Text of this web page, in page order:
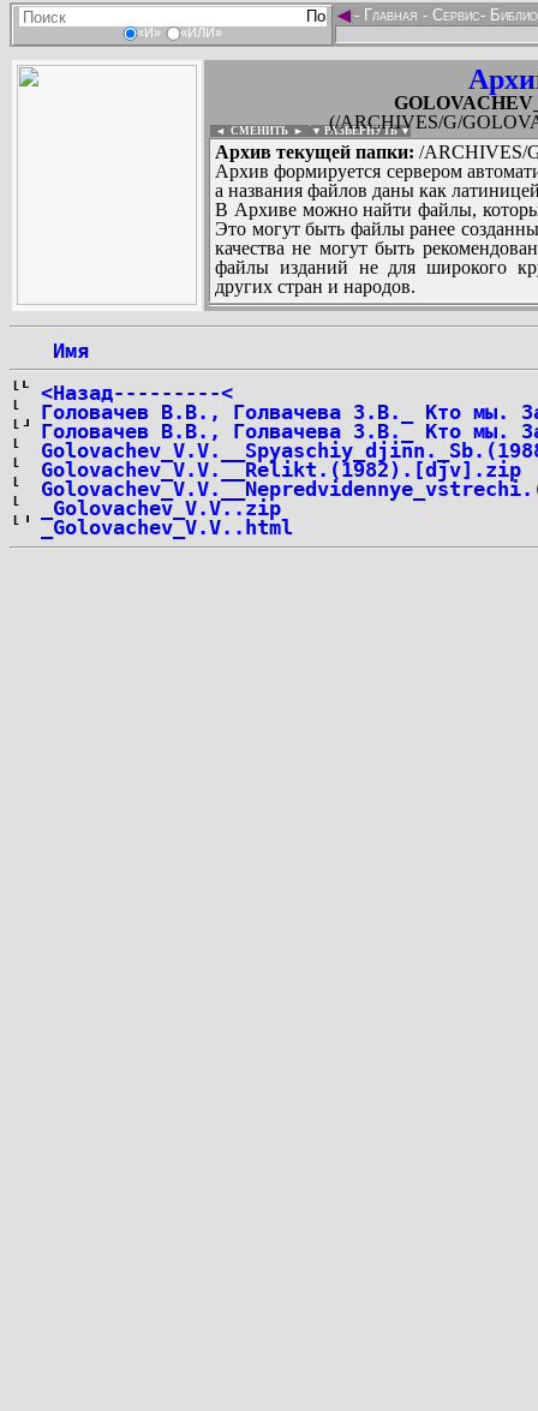
«И» «ИЛИ»
◄- Главная - Сервис-
(/ARCHIVES/G/
◄ СМЕНИТЬ ► ▼ РАЗВЕРНУТЬ ▼
Архив текущей папки: /ARCHIVES/
Архив формируется сервером
а названия файлов даны как
В Архиве можно найти файлы,
Это могут быть файлы ранее
качества не могут быть
файлы изданий не для широкого
других стран и народов.
Имя
<Назад---------<
Головачев В.В., Голвачева З.В._ Кто мы.
Головачев В.В., Голвачева З.В._ Кто мы.
Golovachev_V.V.__Relikt.(1982).[djv].zip
_Golovachev_V.V..zip
_Golovachev_V.V..html